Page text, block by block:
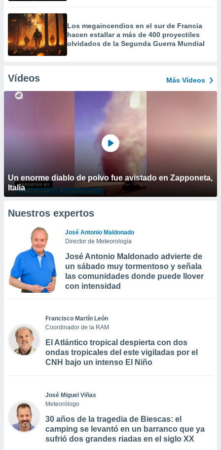
Los megaincendios en el sur de Francia
hacen estallar a más de 400 proyectiles
olvidados de la Segunda Guerra Mundial
Vídeos Más Vídeos
Un enorme diablo de polvo fue avistado en Zapponeta,
Italia
Nuestros expertos
José Antonio Maldonado
Director de Meteorología
José Antonio Maldonado advierte de
un sábado muy tormentoso y señala
las comunidades donde puede llover
con intensidad
Francisco Martín León
Coordinador de la RAM
El Atlántico tropical despierta con dos
ondas tropicales del este vigiladas por el
CNH bajo un intenso El Niño
José Miguel Viñas
Meteorólogo
30 años de la tragedia de Biescas: el
camping se levantó en un barranco que ya
sufrió dos grandes riadas en el siglo XX